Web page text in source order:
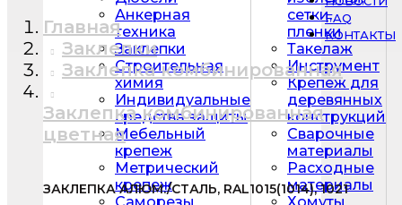
Анкерная
техника
Заклепки
Строительная
химия
Индивидуальные
средства защиты
Мебельный
крепеж
Метрический
крепеж
сетки,
пленки
Такелаж
Инструмент
Крепеж для
деревянных
конструкций
Сварочные
материалы
Расходные
материалы
FAQ
КОНТАКТЫ
Главная
Заклепки
Заклепка комбинированная
Заклепка комбинированная
цветная
ЗАКЛЕПКА АЛЮМ./СТАЛЬ, RAL1015(1014), 1021